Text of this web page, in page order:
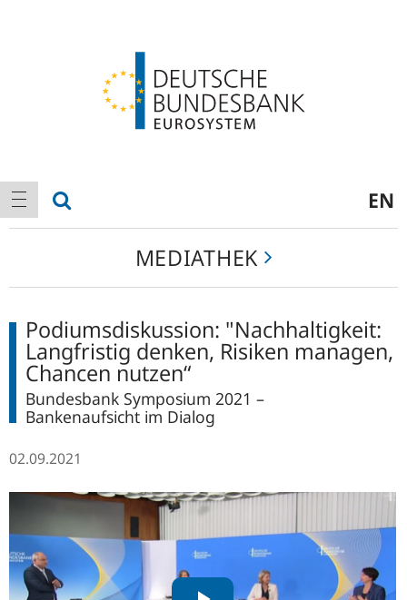
Hauptnavigation
Navigation anzeigen EN
MEDIATHEK
Podiumsdiskussion: "Nachhaltigkeit:
Langfristig denken, Risiken managen,
Chancen nutzen“
Bundesbank Symposium 2021 –
Bankenaufsicht im Dialog
02.09.2021